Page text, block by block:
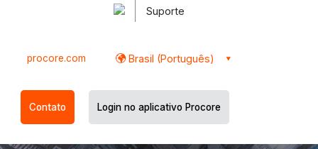
Suporte
procore.com Brasil (Português)
Contato Login no aplicativo Procore